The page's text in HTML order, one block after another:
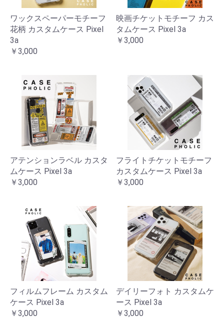
ワックスペーパーモチーフ
花柄 カスタムケース Pixel
3a
￥3,000
映画チケットモチーフ カス
タムケース Pixel 3a
￥3,000
アテンションラベル カスタ
ムケース Pixel 3a
￥3,000
フライトチケットモチーフ
カスタムケース Pixel 3a
￥3,000
フィルムフレーム カスタム
ケース Pixel 3a
￥3,000
デイリーフォト カスタムケ
ース Pixel 3a
￥3,000